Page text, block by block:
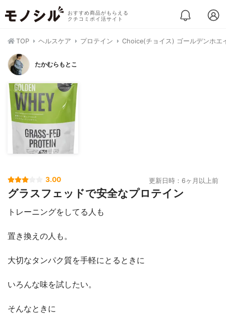
おすすめ商品がもらえる
クチコミポイ活サイト
TOP ヘルスケア プロテイン Choice(チョイス) ゴールデンホエ
たかむらもとこ
3.00 更新日時：6ヶ月以上前
グラスフェッドで安全なプロテイン
トレーニングをしてる人も
置き換えの人も。
大切なタンパク質を手軽にとるときに
いろんな味を試したい。
そんなときに